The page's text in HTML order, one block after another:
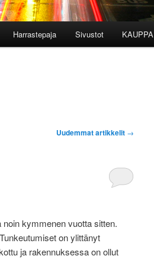
Harrastepaja Sivustot KAUPPA
Uudemmat artikkelit →
kymmenen vuotta sitten.
on ylittänyt
ja rakennuksessa on ollut